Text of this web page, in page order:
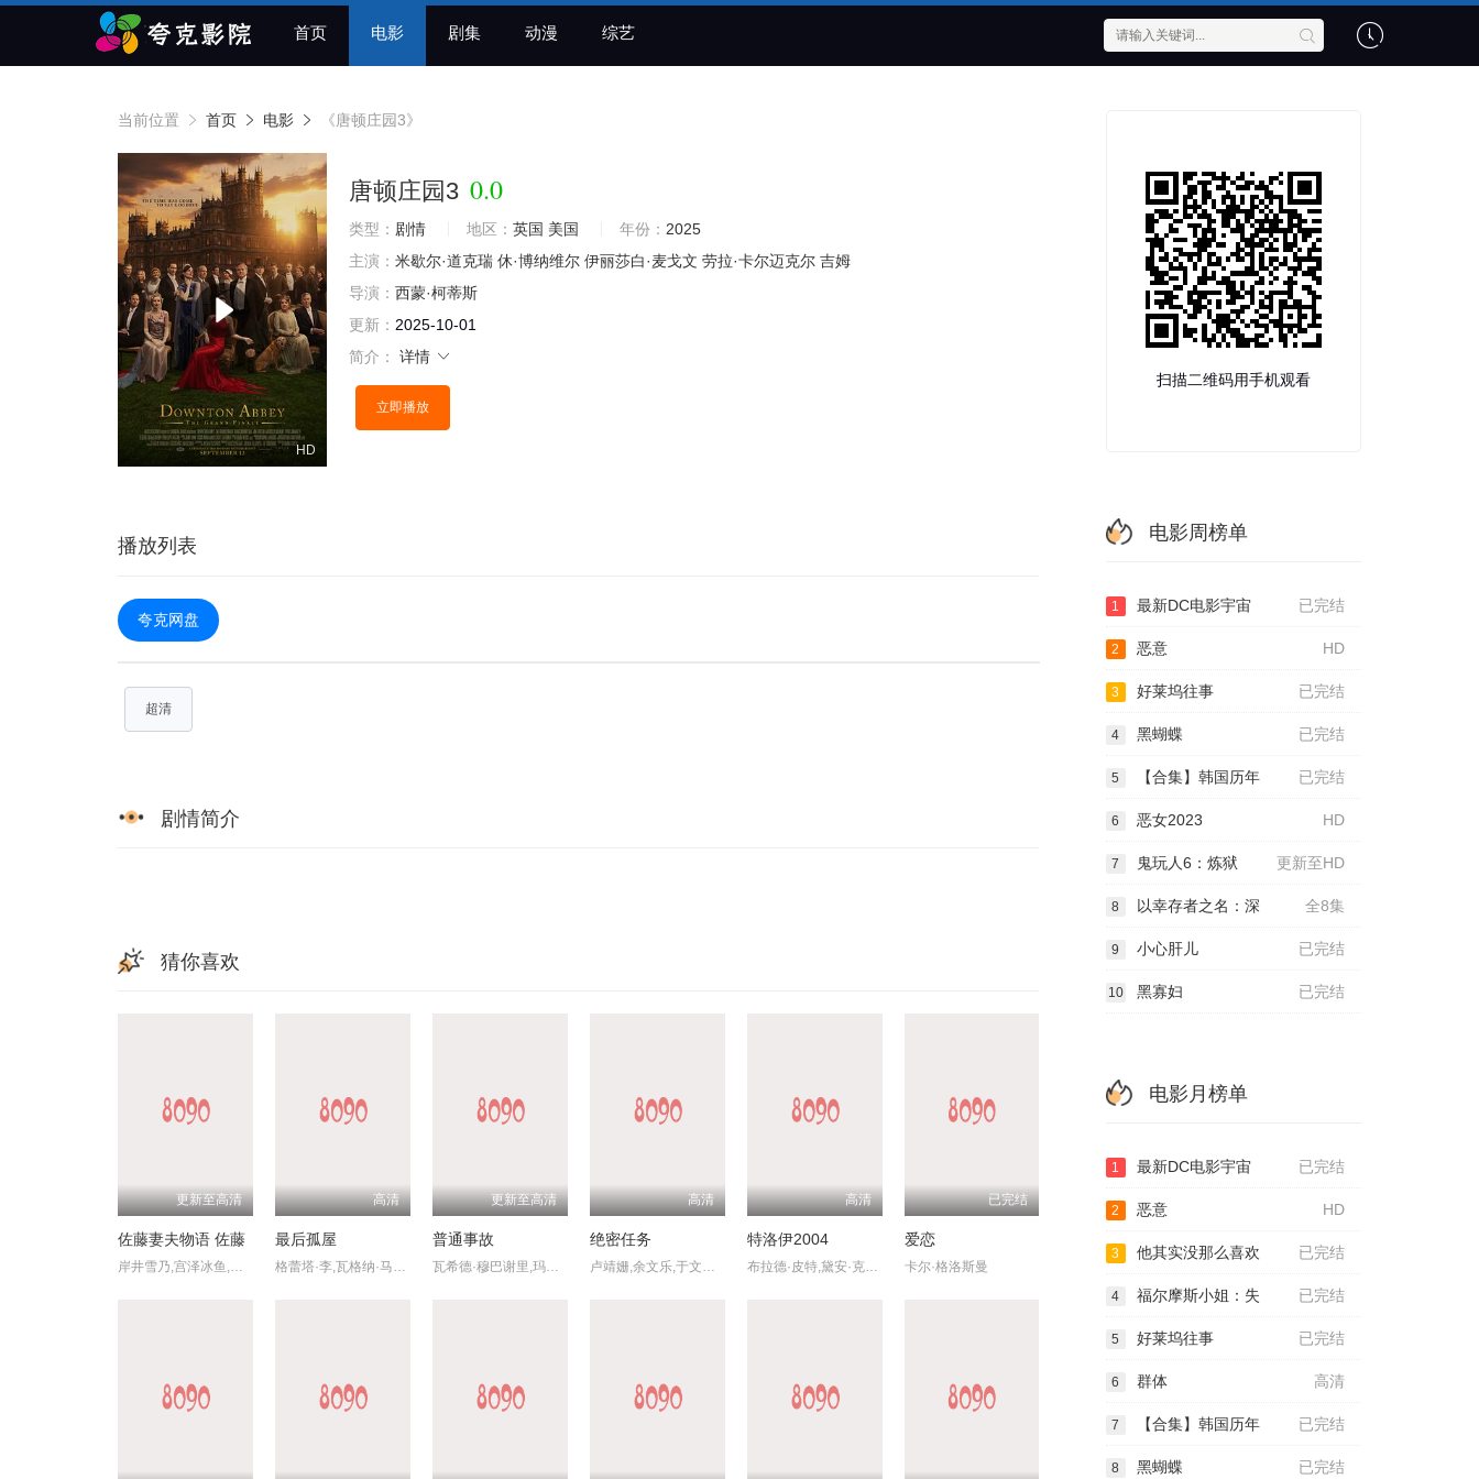
首页 电影 剧集 动漫 综艺
当前位置 首页 电影 《唐顿庄园3》
HD
唐顿庄园3 0.0
类型： 剧情 地区： 英国 美国 年份： 2025
主演： 米歇尔·道克瑞 休·博纳维尔 伊丽莎白·麦戈文 劳拉·卡尔迈克尔 吉姆
导演： 西蒙·柯蒂斯
更新： 2025-10-01
简介：
详情
立即播放
播放列表
夸克网盘
超清
剧情简介
猜你喜欢
更新至高清
佐藤妻夫物语 佐藤
岸井雪乃,宫泽冰鱼,藤原樱,三浦獠太,田村健太郎,前原滉,山本浩司,八木亚希子,中岛步,佐佐木希,田岛令子,柳原晴郎
高清
最后孤屋
格蕾塔·李,瓦格纳·马拉,西德·爱德华兹,刘易斯·古迪,奥黛丽·安德森,南希·鲍德温,陶妮·丰塔纳,杰德·奥金,奥利弗·亨利·阿诺德,加百列·钟,费莉西蒂·鲍恩,Riley,Chung,艾玛·霍,诺亚·亚历山大·索斯诺夫斯基
更新至高清
普通事故
瓦希德·穆巴谢里,玛丽亚姆·阿夫沙里,艾卜拉希姆·阿兹兹,哈迪斯·帕克巴滕,马吉德·帕纳西,穆罕默德·阿里·艾利亚斯梅尔,德尔玛兹·纳加菲,阿菲桑内·纳姆巴蒂,乔治·哈什姆扎德,莉安娜·阿兹兹菲
高清
绝密任务
卢靖姗,余文乐,于文文,蒋璐霞,屈菁菁,张溯哲,朱烁燃,明子煜,褚旭,亮月儿,王飞斐,常丹丹,金丽慧子,潘羞月,朱庭辰,叶彤,凡尼达·宾蒂·伊姆兰,曹操,喻亢,杰布,于晓光,陶慧敏,周惠林,高曙光,王若麟,刘屹宸,基诺,尚馨
高清
特洛伊2004
布拉德·皮特,黛安·克鲁格,奥兰多·布鲁姆,朱利安·格洛弗,布莱恩·考克斯,内森·琼斯,艾瑞克·巴纳,雅各布·史密斯,罗丝·伯恩,彼得·奥图尔
已完结
爱恋
卡尔·格洛斯曼
扫描二维码用手机观看
电影周榜单
已完结
1 最新DC电影宇宙
HD
2 恶意
已完结
3 好莱坞往事
已完结
4 黑蝴蝶
已完结
5 【合集】韩国历年
HD
6 恶女2023
更新至HD
7 鬼玩人6：炼狱
全8集
8 以幸存者之名：深
已完结
9 小心肝儿
已完结
10 黑寡妇
电影月榜单
已完结
1 最新DC电影宇宙
HD
2 恶意
已完结
3 他其实没那么喜欢
已完结
4 福尔摩斯小姐：失
已完结
5 好莱坞往事
高清
6 群体
已完结
7 【合集】韩国历年
已完结
8 黑蝴蝶